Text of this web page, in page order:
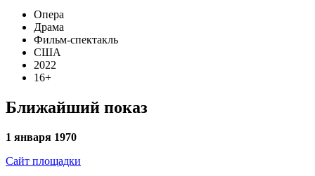
Опера
Драма
Фильм-спектакль
США
2022
16+
Ближайший показ
1 января 1970
Сайт площадки